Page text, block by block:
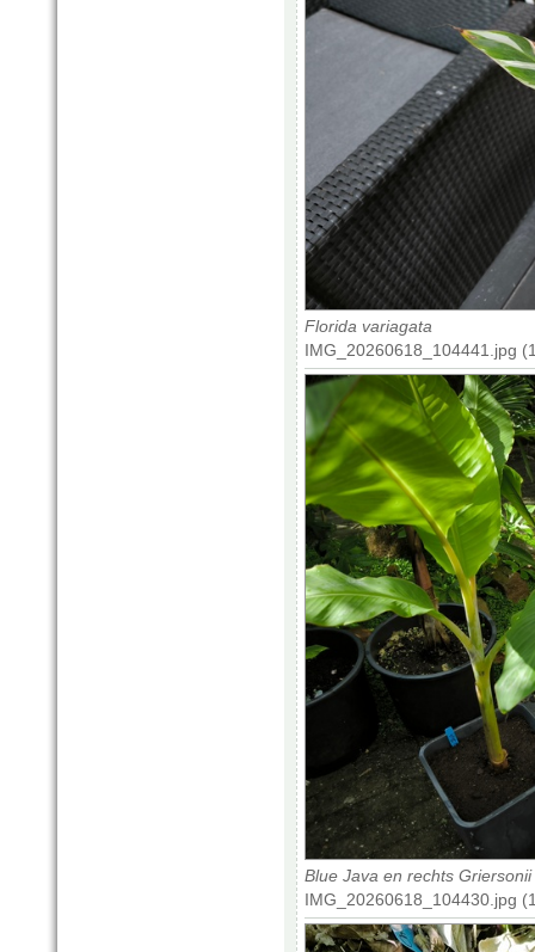
Florida variagata
IMG_20260618_104441.jpg
Blue Java en rechts Griersonii
IMG_20260618_104430.jpg